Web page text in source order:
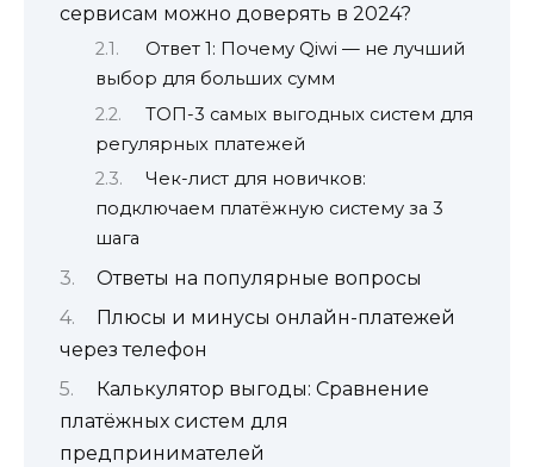
сервисам можно доверять в 2024?
Ответ 1: Почему Qiwi — не лучший
выбор для больших сумм
ТОП-3 самых выгодных систем для
регулярных платежей
Чек-лист для новичков:
подключаем платёжную систему за 3
шага
Ответы на популярные вопросы
Плюсы и минусы онлайн-платежей
через телефон
Калькулятор выгоды: Сравнение
платёжных систем для
предпринимателей